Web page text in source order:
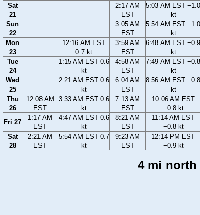
Sat
21
2:17 AM
EST
5:03 AM EST −1.0
kt
Sun
22
3:05 AM
EST
5:54 AM EST −1.0
kt
Mon
23
12:16 AM EST
0.7 kt
3:59 AM
EST
6:48 AM EST −0.9
kt
Tue
24
1:15 AM EST 0.6
kt
4:58 AM
EST
7:49 AM EST −0.8
kt
Wed
25
2:21 AM EST 0.6
kt
6:04 AM
EST
8:56 AM EST −0.8
kt
Thu
26
12:08 AM
EST
3:33 AM EST 0.6
kt
7:13 AM
EST
10:06 AM EST
−0.8 kt
Fri 27
1:17 AM
EST
4:47 AM EST 0.6
kt
8:21 AM
EST
11:14 AM EST
−0.8 kt
Sat
28
2:21 AM
EST
5:54 AM EST 0.7
kt
9:23 AM
EST
12:14 PM EST
−0.9 kt
4 mi